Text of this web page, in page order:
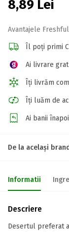
8,89 Lei
Avantajele
Îl poți primi
Ai livrare
Îți livrăm
Îți luăm de
Ai banii
De la același
Informatii
Descriere
Desertul preferat